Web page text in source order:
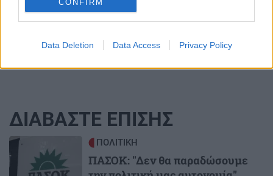
CONFIRM
Data Deletion Data Access Privacy Policy
800 μέτρα
ΔΙΑΒΑΣΤΕ ΕΠΙΣΗΣ
Image ΠΟΛΙΤΙΚΗ
ΠΑΣΟΚ: "Δεν θα παραδώσουμε